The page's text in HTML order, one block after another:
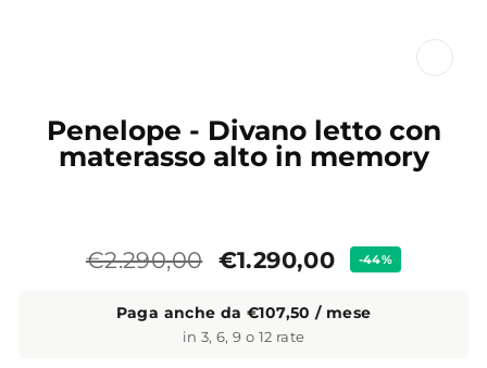
Penelope - Divano letto con
materasso alto in memory
Prezzo
€2.290,00 Prezzo
€1.290,00 -44%
Paga anche da €107,50 / mese
in 3, 6, 9 o 12 rate